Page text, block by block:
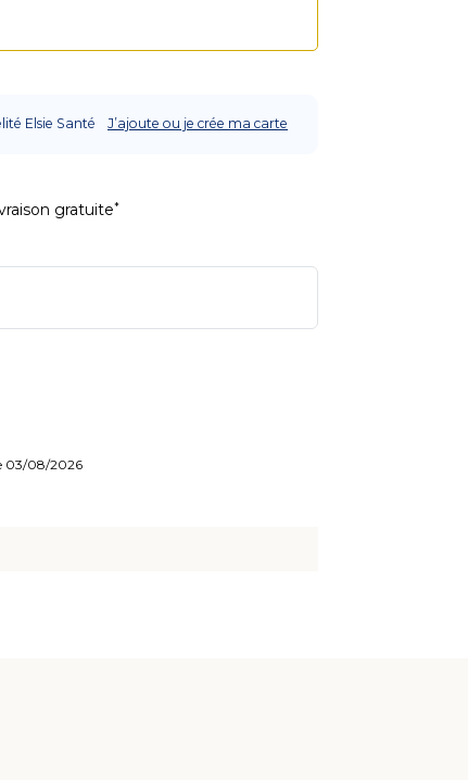
Elsie Santé J’ajoute ou je crée ma carte
gratuite*
03/08/2026